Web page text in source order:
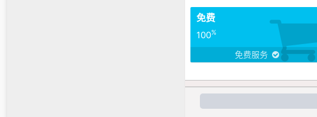
免费
100%
免费服务